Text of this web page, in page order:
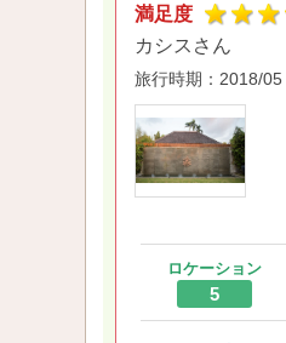
満足度
カシスさん
旅行時期： 2018/05
ロケーション
5